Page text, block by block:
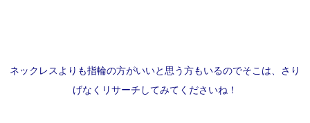
ネックレスよりも指輪の方がいいと思う方もいるのでそこは、さり
げなくリサーチしてみてくださいね！